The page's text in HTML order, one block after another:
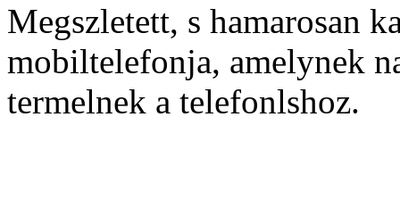
Megszletett, s hamarosan
mobiltelefonja, amelynek
termelnek a telefonlshoz.